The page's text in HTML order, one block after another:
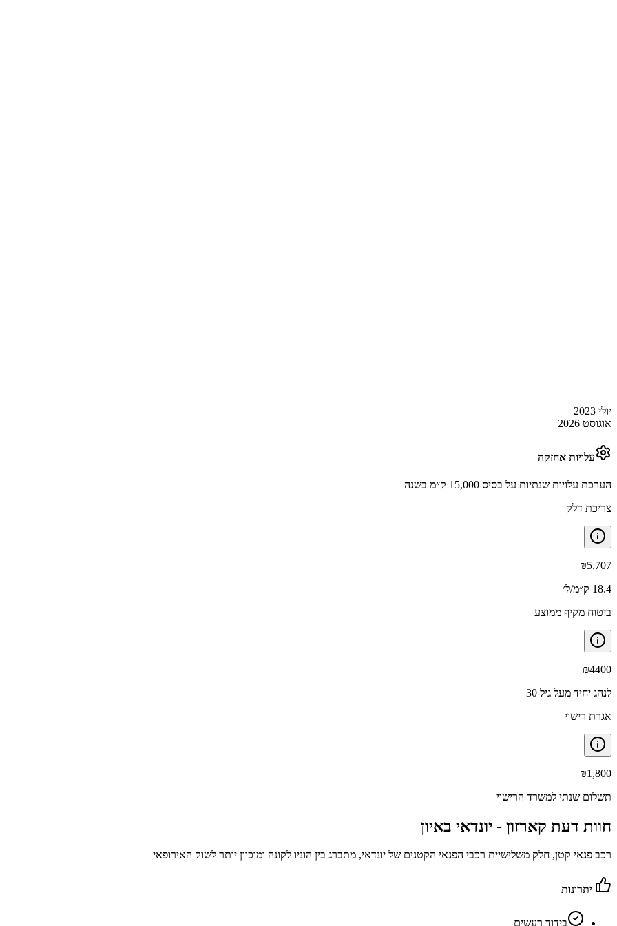
יולי 2023
אוגוסט 2026
עלויות אחזקה
הערכת עלויות שנתיות על בסיס 15,000 ק״מ בשנה
צריכת דלק
₪5,707
18.4 ק״מ/ל׳
ביטוח מקיף ממוצע
₪4400
לנהג יחיד מעל גיל 30
אגרת רישוי
₪1,800
תשלום שנתי למשרד הרישוי
חוות דעת קארזון - יונדאי באיון
רכב פנאי קטן, חלק משלישיית רכבי הפנאי הקטנים של יונדאי, מתברג בין הוניו לקונה ומוכוון יותר לשוק האירופאי
יתרונות
בידוד רעשים